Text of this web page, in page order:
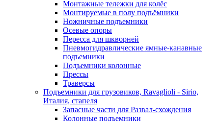
Монтажные тележки для колёс
Монтируемые в полу подъёмники
Ножничные подъемники
Осевые опоры
Пересса для шкворней
Пневмогидравлические ямные-канавные
подъемники
Подъемники колонные
Прессы
Траверсы
Подъемники для грузовиков, Ravaglioli - Sirio,
Италия, стапеля
Запасные части для Развал-схождения
Колонные подъемники